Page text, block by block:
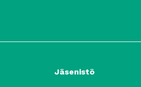
Jäsenistö